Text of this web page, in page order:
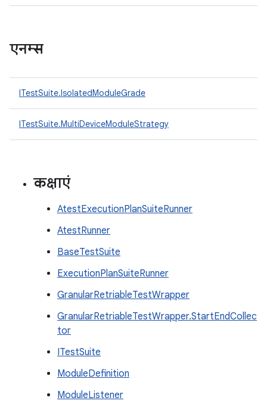
एनम्स
ITestSuite.IsolatedModuleGrade
ITestSuite.MultiDeviceModuleStrategy
कक्षाएं
AtestExecutionPlanSuiteRunner
AtestRunner
BaseTestSuite
ExecutionPlanSuiteRunner
GranularRetriableTestWrapper
GranularRetriableTestWrapper.StartEndCollec
tor
ITestSuite
ModuleDefinition
ModuleListener